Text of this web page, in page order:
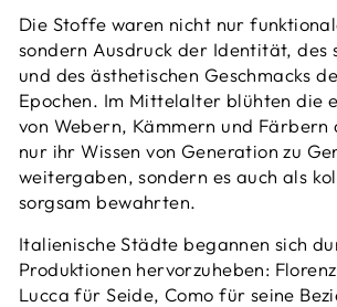
Die Stoffe waren nicht nur
sondern Ausdruck der Identität, des
und des ästhetischen Geschmacks
Epochen. Im Mittelalter blühten die
von Webern, Kämmern und
nur ihr Wissen von Generation zu
weitergaben, sondern es auch als
sorgsam bewahrten.
Italienische Städte begannen sich
Produktionen hervorzuheben:
Lucca für Seide, Como für seine